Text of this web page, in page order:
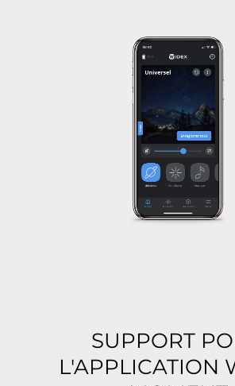
SUPPORT
L'APPLICATION